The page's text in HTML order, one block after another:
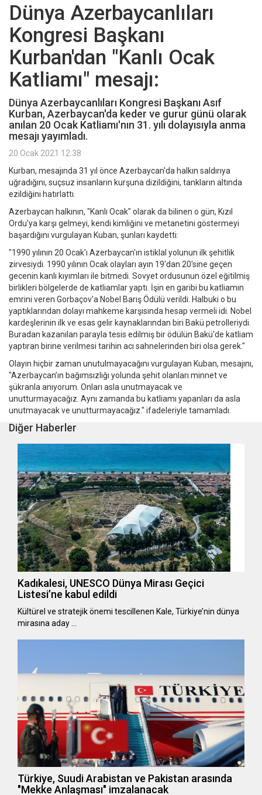
Dünya Azerbaycanlıları
Kongresi Başkanı
Kurban'dan "Kanlı Ocak
Katliamı" mesajı:
Dünya Azerbaycanlıları Kongresi Başkanı Asıf
Kurban, Azerbaycan'da keder ve gurur günü olarak
anılan 20 Ocak Katliamı'nın 31. yılı dolayısıyla anma
mesajı yayımladı.
20 Ocak 2021 12:38
Kurban, mesajında 31 yıl önce Azerbaycan'da halkın saldırıya
uğradığını, suçsuz insanların kurşuna dizildiğini, tankların altında
ezildiğini hatırlattı.
Azerbaycan halkının, "Kanlı Ocak" olarak da bilinen o gün, Kızıl
Ordu'ya karşı gelmeyi, kendi kimliğini ve metanetini göstermeyi
başardığını vurgulayan Kuban, şunları kaydetti:
"1990 yılının 20 Ocak'ı Azerbaycan'ın istiklal yolunun ilk şehitlik
zirvesiydi. 1990 yılının Ocak olayları ayın 19'dan 20'sine geçen
gecenin kanlı kıyımları ile bitmedi. Sovyet ordusunun özel eğitilmiş
birlikleri bölgelerde de katliamlar yaptı. İşin en garibi bu katliamın
emrini veren Gorbaçov'a Nobel Barış Ödülü verildi. Halbuki o bu
yaptıklarından dolayı mahkeme karşısında hesap vermeli idi. Nobel
kardeşlerinin ilk ve esas gelir kaynaklarından biri Bakü petrolleriydi.
Buradan kazanılan parayla tesis edilmiş bir ödülün Bakü'de katliam
yaptıran birine verilmesi tarihin acı sahnelerinden biri olsa gerek."
Olayın hiçbir zaman unutulmayacağını vurgulayan Kuban, mesajını,
"Azerbaycan’ın bağımsızlığı yolunda şehit olanları minnet ve
şükranla anıyorum. Onları asla unutmayacak ve
unutturmayacağız. Aynı zamanda bu katliamı yapanları da asla
unutmayacak ve unutturmayacağız." ifadeleriyle tamamladı.
Diğer Haberler
Kadıkalesi, UNESCO Dünya Mirası Geçici
Listesi’ne kabul edildi
Kültürel ve stratejik önemi tescillenen Kale, Türkiye’nin dünya
mirasına aday …
Türkiye, Suudi Arabistan ve Pakistan arasında
"Mekke Anlaşması" imzalanacak